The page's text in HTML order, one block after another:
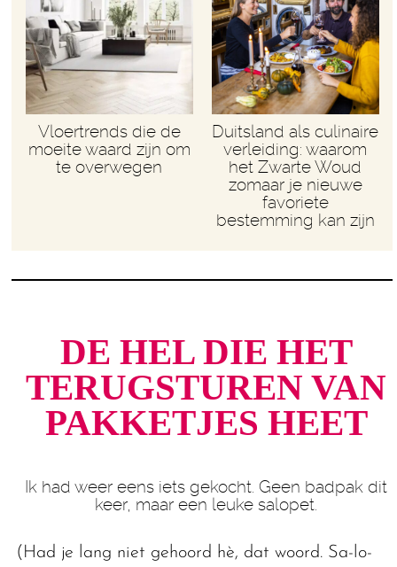
Vloertrends die de
moeite waard zijn om
te overwegen
Duitsland als culinaire
verleiding: waarom
het Zwarte Woud
zomaar je nieuwe
favoriete
bestemming kan zijn
DE HEL DIE HET
TERUG­STUREN VAN
PAKKETJES HEET
Ik had weer eens iets gekocht. Geen badpak dit
keer, maar een leuke salopet.
(Had je lang niet gehoord hè, dat woord. Sa-lo-